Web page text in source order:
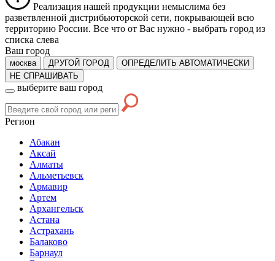
Реализация нашей продукции немыслима без
разветвленной дистрибьюторской сети, покрывающей всю
территорию России. Все что от Вас нужно - выбрать город из
списка слева
Ваш город
москва ДРУГОЙ ГОРОД
ОПРЕДЕЛИТЬ АВТОМАТИЧЕСКИ
НЕ СПРАШИВАТЬ
выберите ваш город
Регион
Абакан
Аксай
Алматы
Альметьевск
Армавир
Артем
Архангельск
Астана
Астрахань
Балаково
Барнаул